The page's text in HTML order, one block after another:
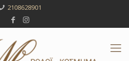
2108628901